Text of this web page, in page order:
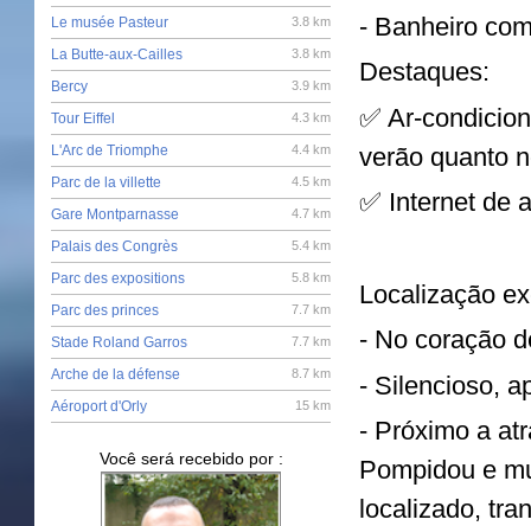
- Banheiro
Destaques:
✅ Ar-
verão quanto
✅ Internet de
Localização
- No coração
- Silencioso,
- Próximo a
Pompidou e
localizado,
3.8 km
Le musée Pasteur
3.8 km
La Butte-aux-Cailles
3.9 km
Bercy
4.3 km
Tour Eiffel
4.4 km
L'Arc de Triomphe
4.5 km
Parc de la villette
4.7 km
Gare Montparnasse
5.4 km
Palais des Congrès
5.8 km
Parc des expositions
7.7 km
Parc des princes
7.7 km
Stade Roland Garros
8.7 km
Arche de la défense
15 km
Aéroport d'Orly
Você será recebido por :